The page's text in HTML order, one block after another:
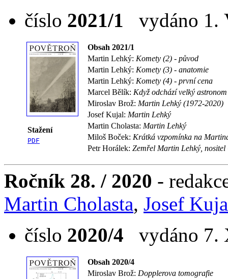
číslo 2021/1 vydáno 1.
Stažení
PDF
Obsah 2021/1
Martin Lehký: Komety (2) - původ
Martin Lehký: Komety (3) - anatomie
Martin Lehký: Komety (4) - první cena
Marcel Bělík: Když odchází velký astronom
Miroslav Brož: Martin Lehký (1972-2020)
Josef Kujal: Martin Lehký
Martin Cholasta: Martin Lehký
Miloš Boček: Krátká vzpomínka na
Petr Horálek: Zemřel Martin Lehký, nositel
Ročník 28. / 2020 -
Martin Cholasta, Josef
číslo 2020/4 vydáno 7.
Obsah 2020/4
Miroslav Brož: Dopplerova tomografie